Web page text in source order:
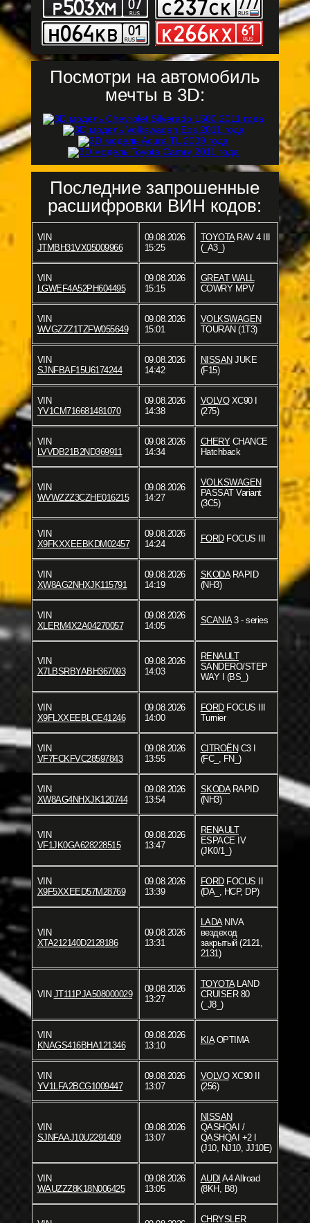
Посмотри на автомобиль
мечты в 3D:
Последние запрошенные
расшифровки ВИН кодов:
VIN
JTMBH31VX05009966
09.08.2026
15:25
TOYOTARAV 4 III
(_A3_)
VIN
LGWEF4A52PH604495
09.08.2026
15:15
GREAT WALL
COWRY MPV
VIN
WVGZZZ1TZFW055649
09.08.2026
15:01
VOLKSWAGEN
TOURAN (1T3)
VIN
SJNFBAF15U6174244
09.08.2026
14:42
NISSAN JUKE
(F15)
VIN
YV1CM716681481070
09.08.2026
14:38
VOLVOXC90 I
(275)
VIN
LVVDB21B2ND369911
09.08.2026
14:34
CHERYCHANCE
Hatchback
VIN
WVWZZZ3CZHE016215
09.08.2026
14:27
VOLKSWAGEN
PASSAT Variant
(3C5)
VIN
X9FKXXEEBKDM02457
09.08.2026
14:24
FORDFOCUS III
VIN
XW8AG2NHXJK115791
09.08.2026
14:19
SKODARAPID
(NH3)
VIN
XLERM4X2A04270057
09.08.2026
14:05
SCANIA3 - series
VIN
X7LBSRBYABH367093
09.08.2026
14:03
RENAULT
SANDERO/STEP
WAY I (BS_)
VIN
X9FLXXEEBLCE41246
09.08.2026
14:00
FORDFOCUS III
Turnier
VIN
VF7FCKFVC28597843
09.08.2026
13:55
CITROËN C3 I
(FC_, FN_)
VIN
XW8AG4NHXJK120744
09.08.2026
13:54
SKODARAPID
(NH3)
VIN
VF1JK0GA628228515
09.08.2026
13:47
RENAULT
ESPACE IV
(JK0/1_)
VIN
X9F5XXEED57M28769
09.08.2026
13:39
FORDFOCUS II
(DA_, HCP, DP)
VIN
XTA212140D2128186
09.08.2026
13:31
LADANIVA
вездеход
закрытый (2121,
2131)
VIN JT111PJA508000029
09.08.2026
13:27
TOYOTALAND
CRUISER 80
(_J8_)
VIN
KNAGS416BHA121346
09.08.2026
13:10
KIAOPTIMA
VIN
YV1LFA2BCG1009447
09.08.2026
13:07
VOLVOXC90 II
(256)
VIN
SJNFAAJ10U2291409
09.08.2026
13:07
NISSAN
QASHQAI /
QASHQAI +2 I
(J10, NJ10, JJ10E)
VIN
WAUZZZ8K18N006425
09.08.2026
13:05
AUDI A4 Allroad
(8KH, B8)
CHRYSLER